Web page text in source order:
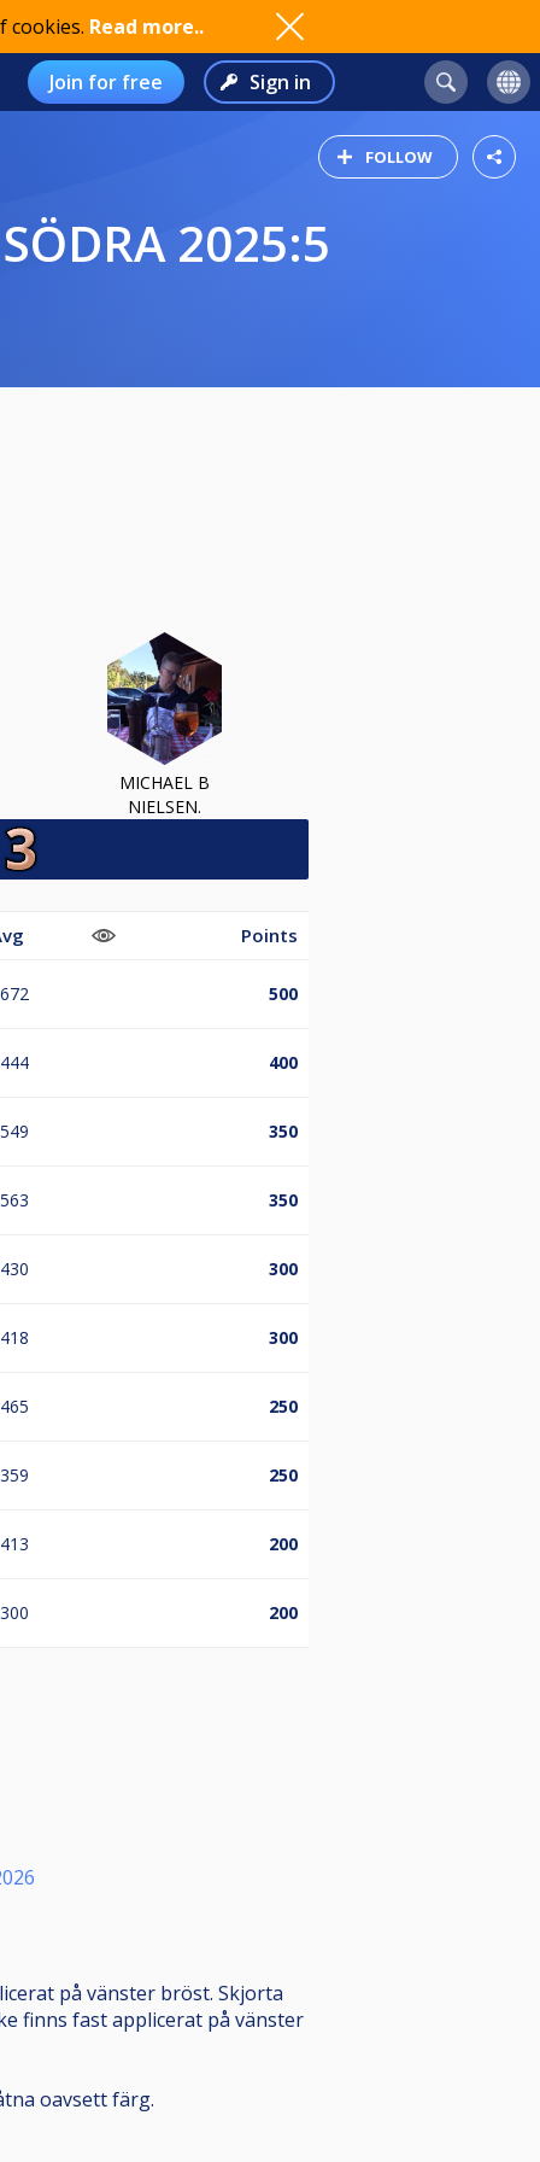
cookies. Read more..
Join for free Sign in
FOLLOW
2025:5
MICHAEL B
NIELSEN.
Points
500
400
350
350
300
300
250
250
200
200
på vänster bröst. Skjorta
finns fast applicerat på vänster
oavsett färg.